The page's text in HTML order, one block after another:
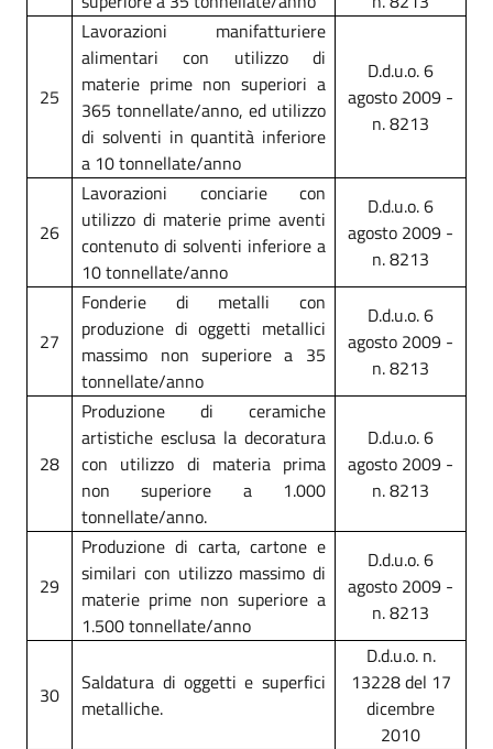
25
Lavorazioni manifatturiere
alimentari con utilizzo di
materie prime non superiori a
365 tonnellate/anno, ed utilizzo
di solventi in quantità inferiore
a 10 tonnellate/anno
D.d.u.o. 6
agosto 2009 -
n. 8213
26
Lavorazioni conciarie con
utilizzo di materie prime aventi
contenuto di solventi inferiore a
10 tonnellate/anno
D.d.u.o. 6
agosto 2009 -
n. 8213
27
Fonderie di metalli con
produzione di oggetti metallici
massimo non superiore a 35
tonnellate/anno
D.d.u.o. 6
agosto 2009 -
n. 8213
28
Produzione di ceramiche
artistiche esclusa la decoratura
con utilizzo di materia prima
non superiore a 1.000
tonnellate/anno.
D.d.u.o. 6
agosto 2009 -
n. 8213
29
Produzione di carta, cartone e
similari con utilizzo massimo di
materie prime non superiore a
1.500 tonnellate/anno
D.d.u.o. 6
agosto 2009 -
n. 8213
30
Saldatura di oggetti e superfici
metalliche.
D.d.u.o. n.
13228 del 17
dicembre
2010